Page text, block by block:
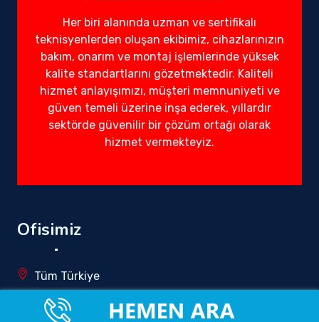
Her biri alanında uzman ve sertifikalı
teknisyenlerden oluşan ekibimiz, cihazlarınızın
bakım, onarım ve montaj işlemlerinde yüksek
kalite standartlarını gözetmektedir. Kaliteli
hizmet anlayışımızı, müşteri memnuniyeti ve
güven temeli üzerine inşa ederek, yıllardır
sektörde güvenilir bir çözüm ortağı olarak
hizmet vermekteyiz.
Ofisimiz
Tüm Türkiye
info@yetkilirandevuservisi.com.tr